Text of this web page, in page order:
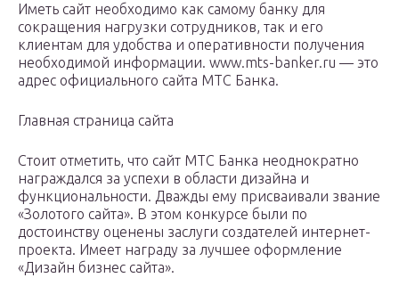
Иметь сайт необходимо как самому банку для
сокращения нагрузки сотрудников, так и его
клиентам для удобства и оперативности получения
необходимой информации. www.mts-banker.ru — это
адрес официального сайта МТС Банка.
Главная страница сайта
Стоит отметить, что сайт МТС Банка неоднократно
награждался за успехи в области дизайна и
функциональности. Дважды ему присваивали звание
«Золотого сайта». В этом конкурсе были по
достоинству оценены заслуги создателей интернет-
проекта. Имеет награду за лучшее оформление
«Дизайн бизнес сайта».